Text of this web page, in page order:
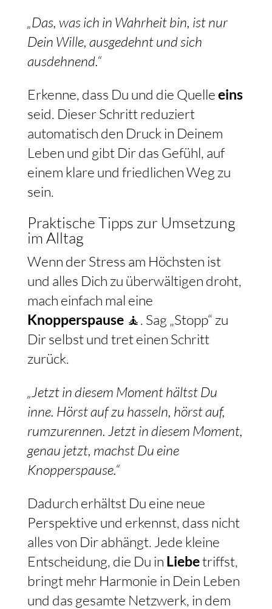
„Das, was ich in Wahrheit bin, ist nur
Dein Wille, ausgedehnt und sich
ausdehnend.“
Erkenne, dass Du und die Quelleeins
seid. Dieser Schritt reduziert
automatisch den Druck in Deinem
Leben und gibt Dir das Gefühl, auf
einem klare und friedlichen Weg zu
sein.
Praktische Tipps zur Umsetzung
im Alltag
Wenn der Stress am Höchsten ist
und alles Dich zu überwältigen droht,
Knopperspause🧘. Sag „Stopp“ zu
Dir selbst und tret einen Schritt
zurück.
„Jetzt in diesem Moment hältst Du
inne. Hörst auf zu hasseln, hörst auf,
rumzurennen. Jetzt in diesem Moment,
genau jetzt, machst Du eine
Knopperspause.“
Dadurch erhältst Du eine neue
Perspektive und erkennst, dass nicht
alles von Dir abhängt. Jede kleine
Entscheidung, die Du in Liebetriffst,
bringt mehr Harmonie in Dein Leben
und das gesamte Netzwerk, in dem